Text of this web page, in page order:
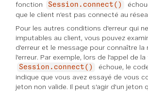
fonction
Session.connect()
que le client n'est pas connecté au
Pour les autres conditions d'erreur qui
imputables au client, vous pouvez
d'erreur et le message pour connaître la
l'erreur. Par exemple, lors de l'appel de
Session.connect()
échoue, le
indique que vous avez essayé de vous
jeton non valide. Il peut s'agir d'un jeton